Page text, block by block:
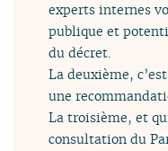
experts internes
publique et
du décret.
La deuxième,
une
La troisième, et
consultation du